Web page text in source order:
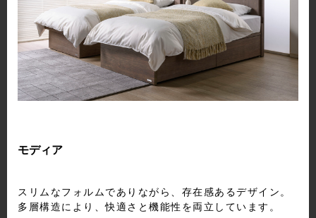
モディア
スリムなフォルムでありながら、存在感あるデザイン。
多層構造により、快適さと機能性を両立しています。